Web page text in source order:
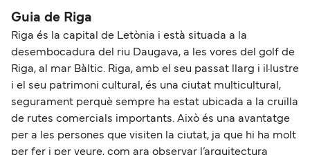
Guia de Riga
Riga és la capital de Letònia i està situada a la
desembocadura del riu Daugava, a les vores del golf de
Riga, al mar Bàltic. Riga, amb el seu passat llarg i il·lustre
i el seu patrimoni cultural, és una ciutat multicultural,
segurament perquè sempre ha estat ubicada a la cruïlla
de rutes comercials importants. Això és una avantatge
per a les persones que visiten la ciutat, ja que hi ha molt
per fer i per veure, com ara observar l’arquitectura